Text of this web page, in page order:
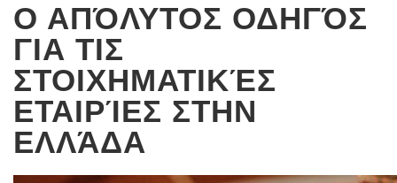
GLANDS
FOREVER
ALONE
SELFIES
WEDDING
DAMN
Ο ΑΠΌΛΥΤΟΣ ΟΔΗΓΌΣ
ΓΙΑ ΤΙΣ
ΣΤΟΙΧΗΜΑΤΙΚΈΣ
ΕΤΑΙΡΊΕΣ ΣΤΗΝ
ΕΛΛΆΔΑ